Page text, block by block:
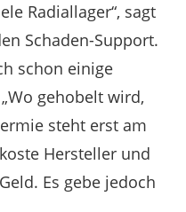
Radiallager“, sagt
Schaden-Support.
schon einige
gehobelt wird,
steht erst am
Hersteller und
Es gebe jedoch